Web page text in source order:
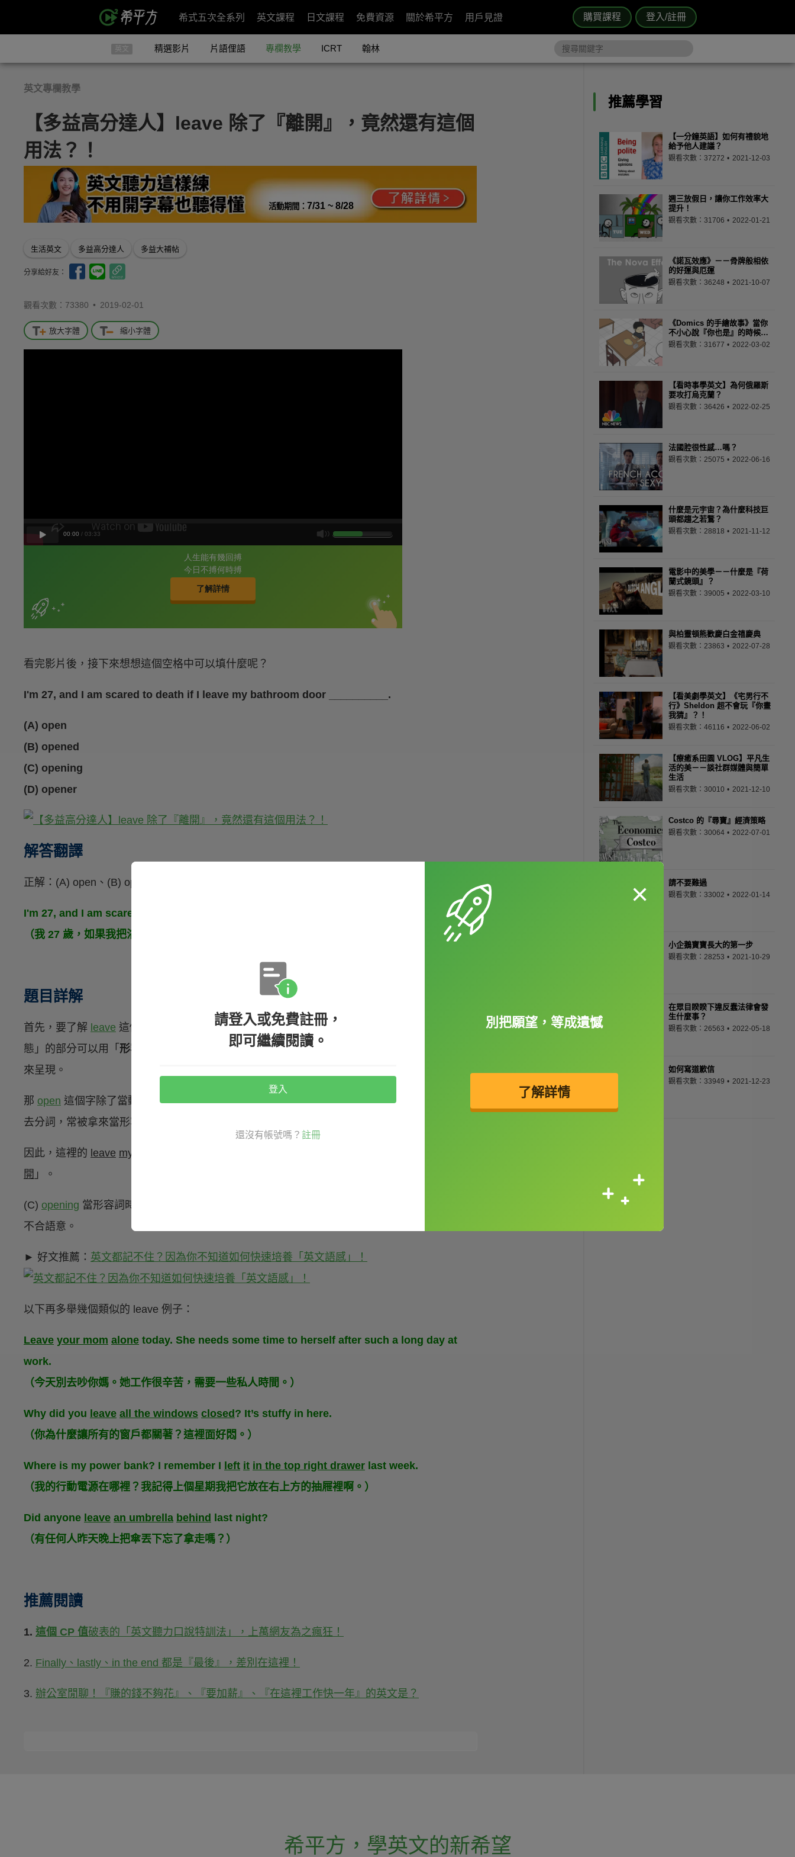
購買課程 登入/註冊
希式五次全系列 英文課程 日文課程 免費資源 關於希平方 用戶見證
英文 精選影片 片語俚語 專欄教學 ICRT 翰林
英文專欄教學
【多益高分達人】leave 除了『離開』，竟然還有這個
用法？！
活動期間： 7/31 ~ 8/28
生活英文 多益高分達人 多益大補帖
分享給好友：
觀看次數：73380 • 2019-02-01
放大字體 縮小字體
看完影片後，接下來想想這個空格中可以填什麼呢？
I'm 27, and I am scared to death if I leave my bathroom door __________.
(A) open
(B) opened
(C) opening
(D) opener
解答翻譯
正解：(A) open、(B) opened
I'm 27, and I am scared to death if I leave my bathroom door open / opened.
（我 27 歲，如果我把浴室門開著我會嚇死。）
題目詳解
首先，要了解 leave 這個動詞除了「離開」的意思，還有「使...處於某狀態」
態」的部分可以用「 形容詞 現在分詞 / 過去分詞」、「介係詞片語
來呈現。
那 open 這個字除了當動詞「打開」，也常當形容詞「開著的」。而 opened 則可以是 open 的過
去分詞，常被拿來當形容詞，意思是「
因此，這裡的 leave my bathroom door
開 」。
(C) opening 當形容詞時是「開始的、開場的」的意思，(D)
不合語意。
► 好文推薦： 英文都記不住？因為你不知道如何快速培養「英文語感」！
以下再多舉幾個類似的 leave 例子：
Leave your mom alone today. She needs some time to herself after such a long day at
work.
（今天別去吵你媽。她工作很辛苦，需要一些私人時間。）
Why did you leave all the windows closed ? It’s stuffy in here.
（你為什麼讓所有的窗戶都關著？這裡面好悶。）
Where is my power bank? I remember I left it in the top right drawer last week.
（我的行動電源在哪裡？我記得上個星期我把它放在右上方的抽屜裡啊。）
Did anyone leave an umbrella behind
last night?
（有任何人昨天晚上把傘丟下忘了拿走嗎？）
推薦閱讀
1. 這個 CP 值破表的「英文聽力口說特訓法」，上萬網友為之瘋狂！
2. Finally、lastly、in the end 都是『最後』，差別在這裡！
3. 辦公室閒聊！『賺的錢不夠花』、『要加薪』、『在這裡工作快一年』的英文是？
推薦學習
【一分鐘英語】如何有禮貌地
給予他人建議？
觀看次數：37272 2021-12-03
週三放假日，讓你工作效率大
提升！
觀看次數：31706 2022-01-21
《諾瓦效應》－－骨牌般相依
的好運與厄運
觀看次數：36248 2021-10-07
《Domics 的手繪故事》當你
不小心說『你也是』的時候…
觀看次數：31677 2022-03-02
【看時事學英文】為何俄羅斯
要攻打烏克蘭？
觀看次數：36426 2022-02-25
法國腔很性感…嗎？
觀看次數：25075 2022-06-16
什麼是元宇宙？為什麼科技巨
頭都趨之若鶩？
觀看次數：28818 2021-11-12
電影中的美學－－什麼是『荷
蘭式鏡頭』？
觀看次數：39005 2022-03-10
與柏靈頓熊歡慶白金禧慶典
觀看次數：23863 2022-07-28
【看美劇學英文】《宅男行不
行》Sheldon 超不會玩『你畫
我猜』？！
觀看次數：46116 2022-06-02
【療癒系田園 VLOG】平凡生
活的美－－談社群媒體與簡單
生活
觀看次數：30010 2021-12-10
Costco 的『尋寶』經濟策略
觀看次數：30064 2022-07-01
請不要難過
觀看次數：33002 2022-01-14
小企鵝寶寶長大的第一步
觀看次數：28253 2021-10-29
在眾目睽睽下違反蠢法律會發
生什麼事？
觀看次數：26563 2022-05-18
如何寫道歉信
觀看次數：33949 2021-12-23
希平方 ， 學英文的新希望
×
請登入或免費註冊，
即可繼續閱讀。
登入
還沒有帳號嗎？ 註冊
別把願望，等成遺憾
了解詳情